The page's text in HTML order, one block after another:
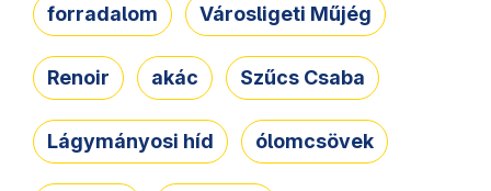
forradalom Városligeti Műjég
Renoir akác Szűcs Csaba
Lágymányosi híd ólomcsövek